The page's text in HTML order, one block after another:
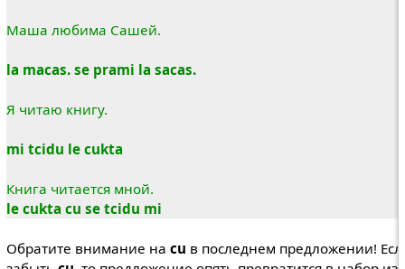
Маша любима Сашей.
la macas. se prami la sacas.
Я читаю книгу.
mi tcidu le cukta
Книга читается мной.
le cukta cu se tcidu mi
Обратите внимание на cu в последнем предложении!